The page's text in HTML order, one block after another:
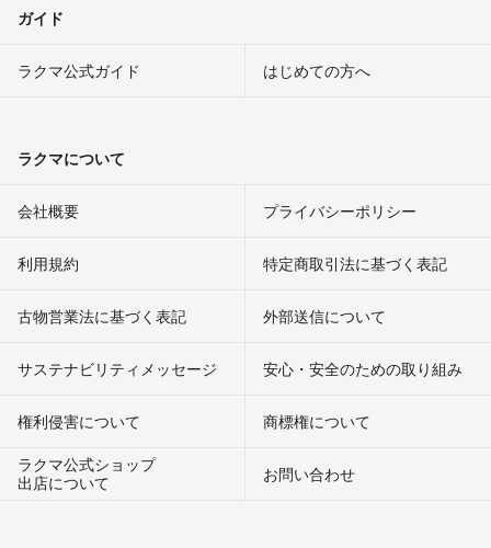
ガイド
ラクマ公式ガイド はじめての方へ
ラクマについて
会社概要 プライバシーポリシー
利用規約 特定商取引法に基づく表記
古物営業法に基づく表記 外部送信について
サステナビリティメッセージ 安心・安全のための取り組み
権利侵害について
商標権について
ラクマ公式ショップ
出店について
お問い合わせ